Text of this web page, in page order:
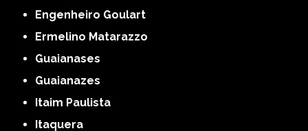
Engenheiro Goulart
Ermelino Matarazzo
Guaianases
Guaianazes
Itaim Paulista
Itaquera